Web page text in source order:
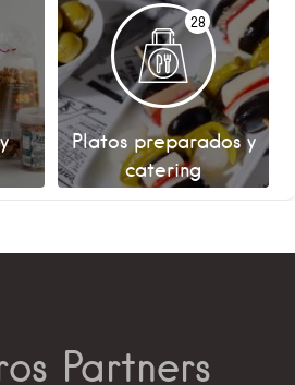
28
Platos preparados y
catering
Partners